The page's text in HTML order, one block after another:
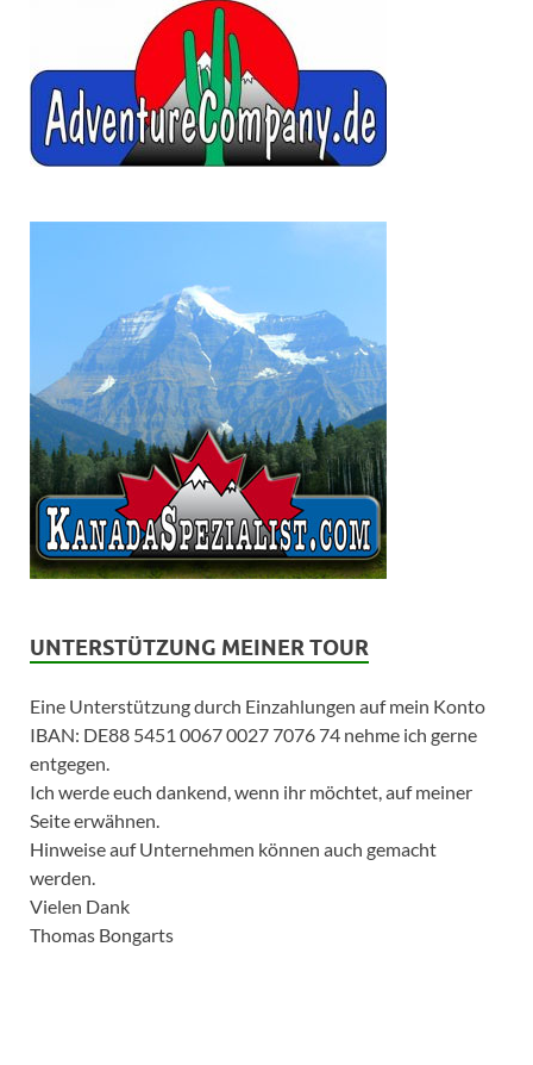
UNTERSTÜTZUNG MEINER TOUR
Eine Unterstützung durch Einzahlungen auf mein Konto
IBAN: DE88 5451 0067 0027 7076 74 nehme ich gerne
entgegen.
Ich werde euch dankend, wenn ihr möchtet, auf meiner
Seite erwähnen.
Hinweise auf Unternehmen können auch gemacht
werden.
Vielen Dank
Thomas Bongarts